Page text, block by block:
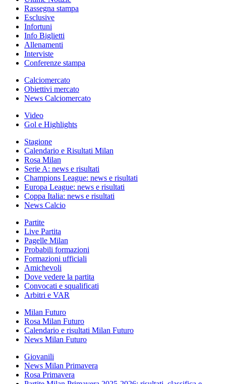
Rassegna stampa
Esclusive
Infortuni
Info Biglietti
Allenamenti
Interviste
Conferenze stampa
Calciomercato
Obiettivi mercato
News Calciomercato
Video
Gol e Highlights
Stagione
Calendario e Risultati Milan
Rosa Milan
Serie A: news e risultati
Champions League: news e risultati
Europa League: news e risultati
Coppa Italia: news e risultati
News Calcio
Partite
Live Partita
Pagelle Milan
Probabili formazioni
Formazioni ufficiali
Amichevoli
Dove vedere la partita
Convocati e squalificati
Arbitri e VAR
Milan Futuro
Rosa Milan Futuro
Calendario e risultati Milan Futuro
News Milan Futuro
Giovanili
News Milan Primavera
Rosa Primavera